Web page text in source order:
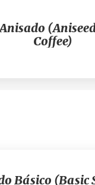
Coffee)
Básico (Basic